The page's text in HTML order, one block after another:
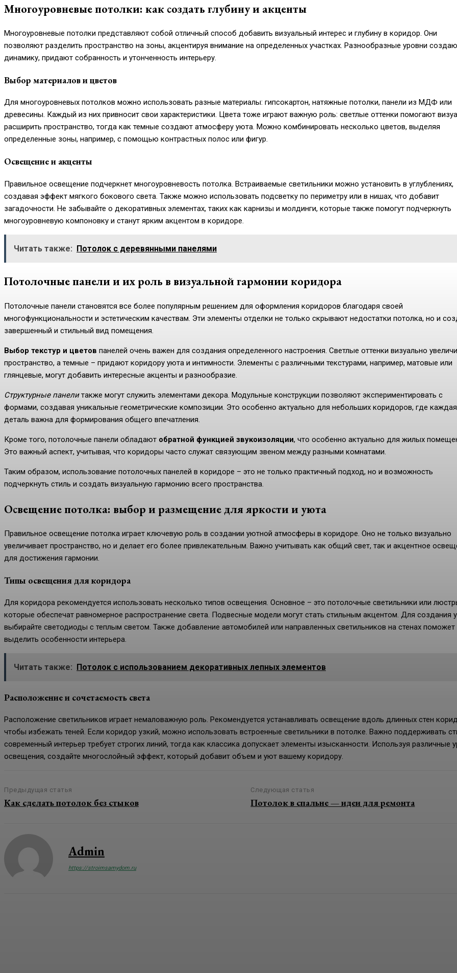
Многоуровневые потолки: как создать глубину и акценты
Многоуровневые потолки представляют собой отличный способ добавить визуальный интерес и глубину в коридор. Они
позволяют разделить пространство на зоны, акцентируя внимание на определенных участках. Разнообразные уровни
динамику, придают собранность и утонченность интерьеру.
Выбор материалов и цветов
Для многоуровневых потолков можно использовать разные материалы: гипсокартон, натяжные потолки, панели из МДФ или
древесины. Каждый из них привносит свои характеристики. Цвета тоже играют важную роль: светлые оттенки помогают
расширить пространство, тогда как темные создают атмосферу уюта. Можно комбинировать несколько цветов, выделяя
определенные зоны, например, с помощью контрастных полос или фигур.
Освещение и акценты
Правильное освещение подчеркнет многоуровневость потолка. Встраиваемые светильники можно установить в углублениях,
создавая эффект мягкого бокового света. Также можно использовать подсветку по периметру или в нишах, что добавит
загадочности. Не забывайте о декоративных элементах, таких как карнизы и молдинги, которые также помогут подчеркнуть
многоуровневую компоновку и станут ярким акцентом в коридоре.
Читать также: Потолок с деревянными панелями
Потолочные панели и их роль в визуальной гармонии коридора
Потолочные панели становятся все более популярным решением для оформления коридоров благодаря своей
многофункциональности и эстетическим качествам. Эти элементы отделки не только скрывают недостатки потолка, но и
завершенный и стильный вид помещения.
Выбор текстур и цветов панелей очень важен для создания определенного настроения. Светлые оттенки визуально
пространство, а темные – придают коридору уюта и интимности. Элементы с различными текстурами, например, матовые или
глянцевые, могут добавить интересные акценты и разнообразие.
Структурные панелитакже могут служить элементами декора. Модульные конструкции позволяют экспериментировать с
формами, создавая уникальные геометрические композиции. Это особенно актуально для небольших коридоров, где каждая
деталь важна для формирования общего впечатления.
Кроме того, потолочные панели обладают обратной функцией звукоизоляции, что особенно актуально для жилых
Это важный аспект, учитывая, что коридоры часто служат связующим звеном между разными комнатами.
Таким образом, использование потолочных панелей в коридоре – это не только практичный подход, но и возможность
подчеркнуть стиль и создать визуальную гармонию всего пространства.
Освещение потолка: выбор и размещение для яркости и уюта
Правильное освещение потолка играет ключевую роль в создании уютной атмосферы в коридоре. Оно не только визуально
увеличивает пространство, но и делает его более привлекательным. Важно учитывать как общий свет, так и акцентное
для достижения гармонии.
Типы освещения для коридора
Для коридора рекомендуется использовать несколько типов освещения. Основное – это потолочные светильники или
которые обеспечат равномерное распространение света. Подвесные модели могут стать стильным акцентом. Для создания
выбирайте светодиоды с теплым светом. Также добавление автомобилей или направленных светильников на стенах поможет
выделить особенности интерьера.
Читать также: Потолок с использованием декоративных лепных элементов
Расположение и сочетаемость света
Расположение светильников играет немаловажную роль. Рекомендуется устанавливать освещение вдоль длинных стен
чтобы избежать теней. Если коридор узкий, можно использовать встроенные светильники в потолке. Важно поддерживать
современный интерьер требует строгих линий, тогда как классика допускает элементы изысканности. Используя различные
освещения, создайте многослойный эффект, который добавит объем и уют вашему коридору.
Предыдущая статья
Как сделать потолок без стыков
Следующая статья
Потолок в спальне — идеи для ремонта
Admin
https://stroimsamydom.ru